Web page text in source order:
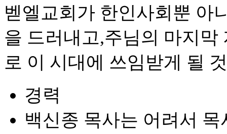
벧엘교회가 한인사회뿐 아
을 드러내고,주님의 마지
로 이 시대에 쓰임받게 될
경력
백신종 목사는 어려서